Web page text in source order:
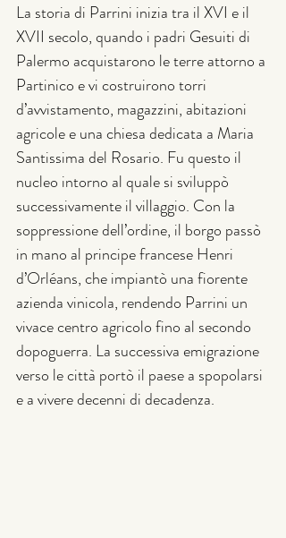
La storia di Parrini inizia tra il XVI e il
XVII secolo, quando i padri Gesuiti di
Palermo acquistarono le terre attorno a
Partinico e vi costruirono torri
d’avvistamento, magazzini, abitazioni
agricole e una chiesa dedicata a Maria
Santissima del Rosario. Fu questo il
nucleo intorno al quale si sviluppò
successivamente il villaggio. Con la
soppressione dell’ordine, il borgo passò
in mano al principe francese Henri
d’Orléans, che impiantò una fiorente
azienda vinicola, rendendo Parrini un
vivace centro agricolo fino al secondo
dopoguerra. La successiva emigrazione
verso le città portò il paese a spopolarsi
e a vivere decenni di decadenza.